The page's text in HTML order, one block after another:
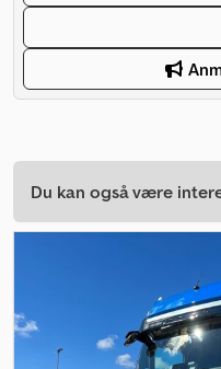
Du kan også være